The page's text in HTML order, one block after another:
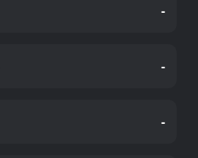
-
-
-